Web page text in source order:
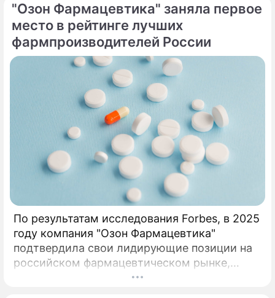
высокие цены на оригинальные версии в
США и ряде других стран привели к росту
числа более доступных аналогов, состав
которых может существенно отличаться от
оригинала.
"Озон Фармацевтика" заняла первое
место в рейтинге лучших
фармпроизводителей России
По результатам исследования Forbes, в 2025
году компания "Озон Фармацевтика"
подтвердила свои лидирующие позиции на
российском фармацевтическом рынке,
набрав 97 баллов из 110. При валовом